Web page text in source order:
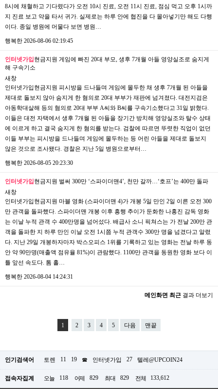
8시에 채혈하고 기다렸다가 오전 10시 진료, 오전 11시 진료, 점심 먹고 오후 1시까
지 진료 보고 약을 타서 귀가. 실제로는 하루 안에 협진을 다 몰아넣기만 해도 다행
이다. 종일 병원에 머물다 보면 병원…
행복한 2026-08-06 02:19:45
인터넷가입 현금지원 게임에 빠진 20대 부모, 생후 7개월 아들 영양실조로 숨지게
해 구속기소
새창
인터넷가입현금지원 피시방을 드나들며 게임에 몰두한 채 생후 7개월 된 아들을
제대로 돌보지 않아 숨지게 한 혐의로 20대 부부가 재판에 넘겨졌다. 대전지검은
아동학대살해 등의 혐의로 20대 부부 A씨와 B씨를 구속기소했다고 31일 밝혔다.
이들은 대전 자택에서 생후 7개월 된 아들을 장기간 방치해 영양실조와 탈수 상태
에 이르게 하고 결국 숨지게 한 혐의를 받는다. 검찰에 따르면 뚜렷한 직업이 없던
이들 부부는 피시방을 드나들며 게임에 몰두하는 등 어린 아들을 제대로 돌보지
않은 것으로 조사됐다. 경찰은 지난 5일 병원으로부터…
행복한 2026-08-05 20:23:30
인터넷가입 현금지원 벌써 300만 ‘스파이더맨4’, 천만 갈까…‘호프’는 400만 돌파
새창
인터넷가입현금지원 마블 영화 (스파이더맨 4)가 개봉 5일 만인 2일 이른 오전 300
만 관객을 돌파했다. 스파이더맨 개봉 이후 흥행 추이가 둔화한 나홍진 감독 영화
는 이날 누적 관객 수 400만명을 넘어섰다. 배급사 소니 픽쳐스는 가 전날 200만 관
객을 돌파한 지 하루 만인 이날 오전 1시쯤 누적 관객수 300만 명을 넘겼다고 알렸
다. 지난 29일 개봉하자마자 박스오피스 1위를 기록하고 있는 영화는 전날 하루 동
안 약 90만명(매출액 점유율 81%)이 관람했다. 1100만 관객을 동원한 영화 보다 이
틀 앞선 속도다. 톰 홀…
행복한 2026-08-04 14:24:31
메인화면 최근 결과 더보기
1 2 3 4 5 다음 맨끝
인기검색어 토렌 11 19 ☎ 인터넷가입 27 텔레@UPCOIN24
접속자집계 오늘 118 어제 829 최대 829 전체 133,612